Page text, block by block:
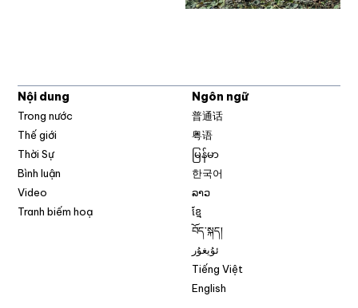
Nội dung
Trong nước
Thế giới
Thời Sự
Bình luận
Video
Tranh biếm hoạ
Ngôn ngữ
普通话
粤语
မြန်မာ
한국어
ລາວ
ខ្មែ
བོད་སྐད།
ئۇيغۇر
Tiếng Việt
English